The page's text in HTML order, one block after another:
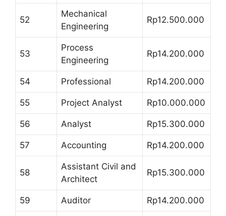
52
Mechanical
Engineering
Rp12.500.000
53
Process
Engineering
Rp14.200.000
54 Professional Rp14.200.000
55 Project Analyst Rp10.000.000
56 Analyst Rp15.300.000
57 Accounting Rp14.200.000
58
Assistant Civil and
Architect
Rp15.300.000
59 Auditor Rp14.200.000